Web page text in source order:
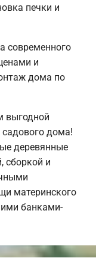
печки и
современного
и
дома по
выгодной
садового дома!
деревянные
сборкой и
материнского
банками-